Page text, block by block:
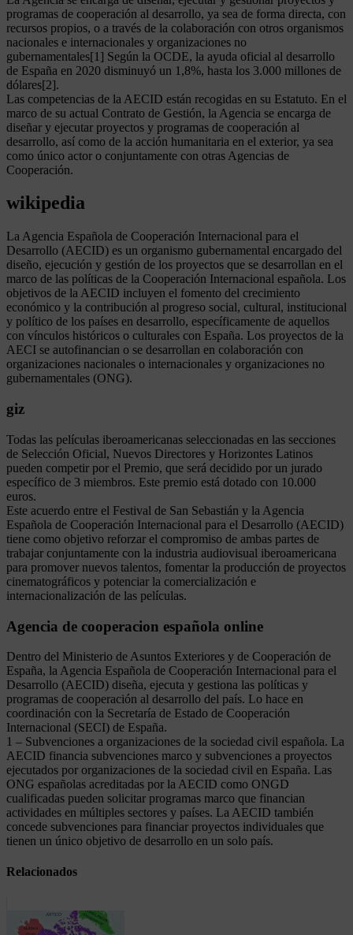
programas de cooperación al desarrollo, ya sea de forma directa, con
recursos propios, o a través de la colaboración con otros organismos
nacionales e internacionales y organizaciones no
gubernamentales[1] Según la OCDE, la ayuda oficial al desarrollo
de España en 2020 disminuyó un 1,8%, hasta los 3.000 millones de
dólares[2].
Las competencias de la AECID están recogidas en su Estatuto. En el
marco de su actual Contrato de Gestión, la Agencia se encarga de
diseñar y ejecutar proyectos y programas de cooperación al
desarrollo, así como de la acción humanitaria en el exterior, ya sea
como único actor o conjuntamente con otras Agencias de
Cooperación.
wikipedia
La Agencia Española de Cooperación Internacional para el
Desarrollo (AECID) es un organismo gubernamental encargado del
diseño, ejecución y gestión de los proyectos que se desarrollan en el
marco de las políticas de la Cooperación Internacional española. Los
objetivos de la AECID incluyen el fomento del crecimiento
económico y la contribución al progreso social, cultural, institucional
y político de los países en desarrollo, específicamente de aquellos
con vínculos históricos o culturales con España. Los proyectos de la
AECI se autofinancian o se desarrollan en colaboración con
organizaciones nacionales o internacionales y organizaciones no
gubernamentales (ONG).
giz
Todas las películas iberoamericanas seleccionadas en las secciones
de Selección Oficial, Nuevos Directores y Horizontes Latinos
pueden competir por el Premio, que será decidido por un jurado
específico de 3 miembros. Este premio está dotado con 10.000
euros.
Este acuerdo entre el Festival de San Sebastián y la Agencia
Española de Cooperación Internacional para el Desarrollo (AECID)
tiene como objetivo reforzar el compromiso de ambas partes de
trabajar conjuntamente con la industria audiovisual iberoamericana
para promover nuevos talentos, fomentar la producción de proyectos
cinematográficos y potenciar la comercialización e
internacionalización de las películas.
Agencia de cooperacion española online
Dentro del Ministerio de Asuntos Exteriores y de Cooperación de
España, la Agencia Española de Cooperación Internacional para el
Desarrollo (AECID) diseña, ejecuta y gestiona las políticas y
programas de cooperación al desarrollo del país. Lo hace en
coordinación con la Secretaría de Estado de Cooperación
Internacional (SECI) de España.
1 – Subvenciones a organizaciones de la sociedad civil española. La
AECID financia subvenciones marco y subvenciones a proyectos
ejecutados por organizaciones de la sociedad civil en España. Las
ONG españolas acreditadas por la AECID como ONGD
cualificadas pueden solicitar programas marco que financian
actividades en múltiples sectores y países. La AECID también
concede subvenciones para financiar proyectos individuales que
tienen un único objetivo de desarrollo en un solo país.
Relacionados